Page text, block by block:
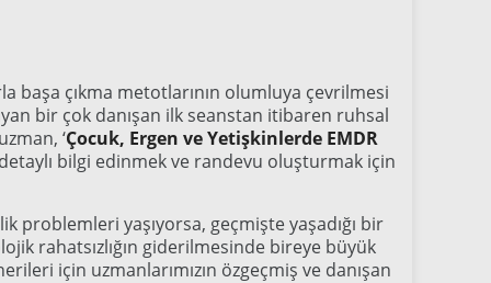
çıkma metotlarının olumluya çevrilmesi
bir çok danışan ilk seanstan itibaren ruhsal
‘Çocuk, Ergen ve Yetişkinlerde EMDR
bilgi edinmek ve randevu oluşturmak için
problemleri yaşıyorsa, geçmişte yaşadığı bir
rahatsızlığın giderilmesinde bireye büyük
için uzmanlarımızın özgeçmiş ve danışan